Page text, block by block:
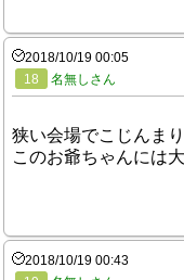
2018/10/19 00:05
18
名無しさん
狭い会場でこじんま
このお爺ちゃんには
2018/10/19 00:43